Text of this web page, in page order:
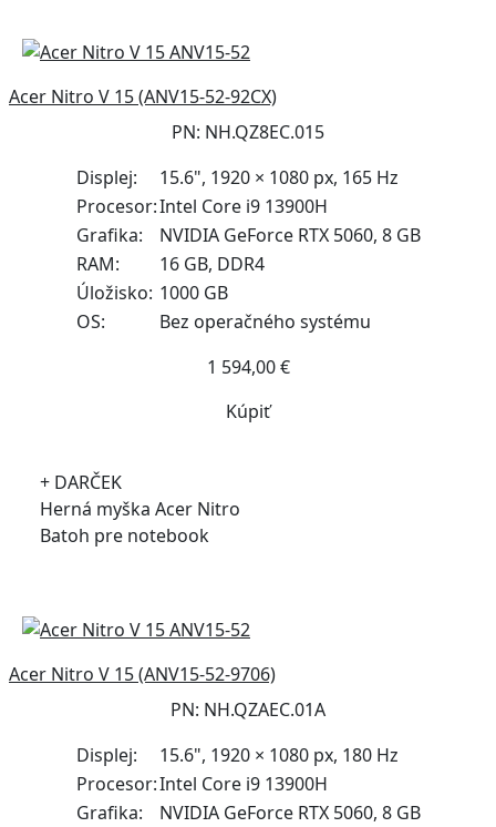
Acer Nitro V 15 (ANV15-52-92CX)
PN: NH.QZ8EC.015
Displej:
15.6", 1920 × 1080 px, 165 Hz
Procesor:Intel Core i9 13900H
Grafika:
NVIDIA GeForce RTX 5060, 8 GB
RAM:
16 GB, DDR4
Úložisko: 1000 GB
OS:
Bez operačného systému
1 594,00 €
Kúpiť
+ DARČEK
Herná myška Acer Nitro
Batoh pre notebook
Acer Nitro V 15 (ANV15-52-9706)
PN: NH.QZAEC.01A
Displej:
15.6", 1920 × 1080 px, 180 Hz
Procesor:Intel Core i9 13900H
Grafika:
NVIDIA GeForce RTX 5060, 8 GB